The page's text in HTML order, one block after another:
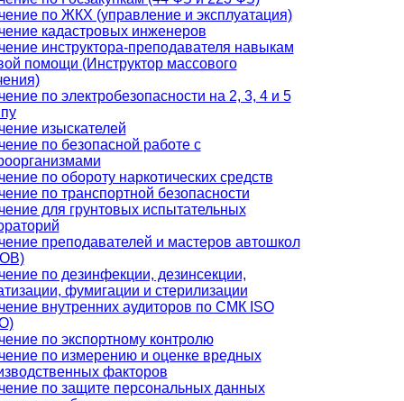
по ЖКХ (управление и эксплуатация)
кадастровых инженеров
инструктора-преподавателя навыкам
помощи (Инструктор массового
по электробезопасности на 2, 3, 4 и 5
изыскателей
по безопасной работе с
по обороту наркотических средств
по транспортной безопасности
для грунтовых испытательных
преподавателей и мастеров автошкол
по дезинфекции, дезинсекции,
фумигации и стерилизации
внутренних аудиторов по СМК ISO
по экспортному контролю
по измерению и оценке вредных
факторов
по защите персональных данных